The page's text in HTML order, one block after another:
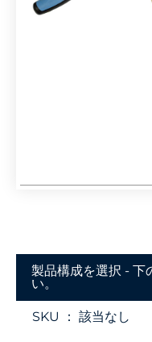
製品構成を選択 - 下
い。
SKU ： 該当なし